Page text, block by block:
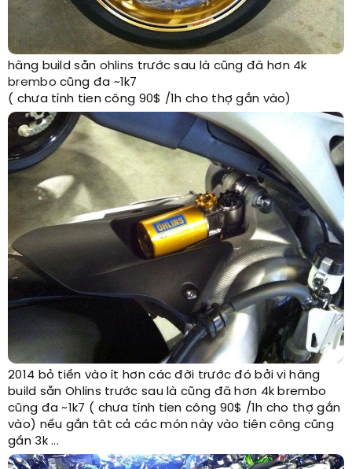
hãng build sẵn ohlins trước sau là cũng đã hơn 4k
brembo cũng đa ~1k7
( chưa tính tien công 90$ /1h cho thợ gắn vào)
2014 bỏ tiền vào ít hơn các đời trước đó bởi vi hãng
build sẵn Ohlins trước sau là cũng đã hơn 4k brembo
cũng đa ~1k7 ( chưa tính tien công 90$ /1h cho thợ gắn
vào) nếu gắn tât cả các món này vào tiên công cũng
gần 3k ...